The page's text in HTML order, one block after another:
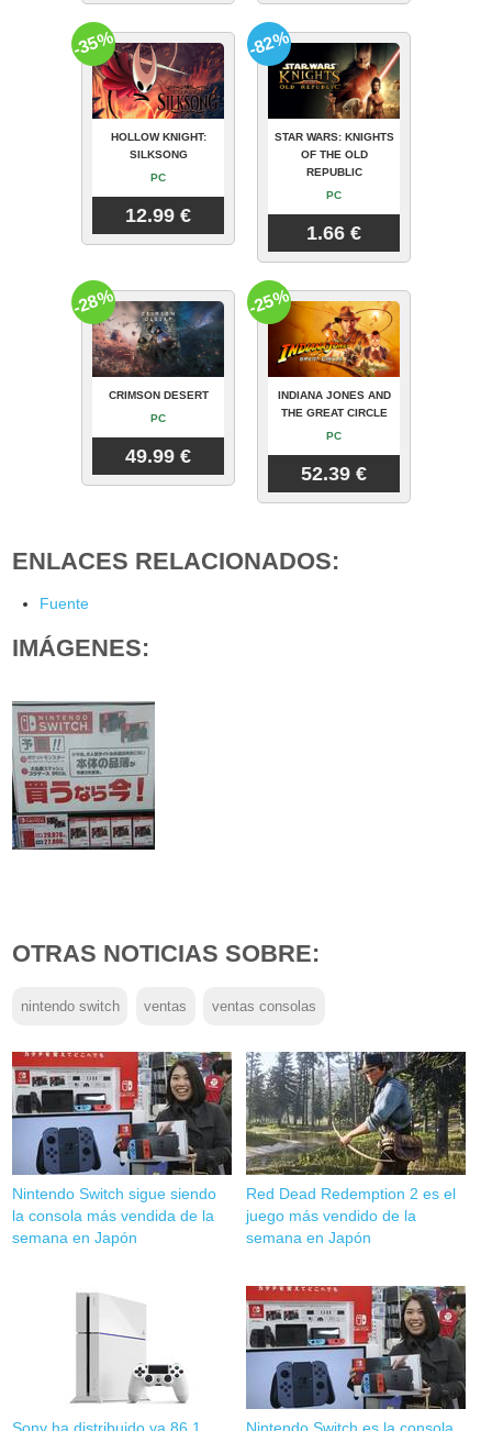
HOLLOW KNIGHT:
SILKSONG
PC
12.99 €
-35%
STAR WARS: KNIGHTS
OF THE OLD
REPUBLIC
PC
1.66 €
-82%
CRIMSON DESERT
PC
49.99 €
-28%
INDIANA JONES AND
THE GREAT CIRCLE
PC
52.39 €
-25%
ENLACES RELACIONADOS:
Fuente
IMÁGENES:
OTRAS NOTICIAS SOBRE:
nintendo switch ventas ventas consolas
Nintendo Switch sigue siendo
la consola más vendida de la
semana en Japón
Red Dead Redemption 2 es el
juego más vendido de la
semana en Japón